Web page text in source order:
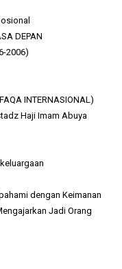
DEPAN
2006)
INTERNASIONAL)
Haji Imam Abuya
dengan Keimanan
Jadi Orang